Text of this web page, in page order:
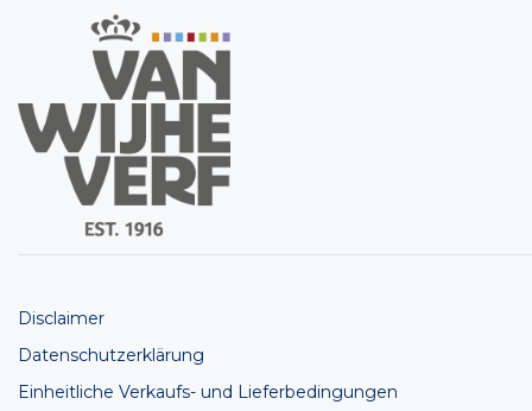
Disclaimer
Datenschutzerklärung
Einheitliche Verkaufs- und Lieferbedingungen